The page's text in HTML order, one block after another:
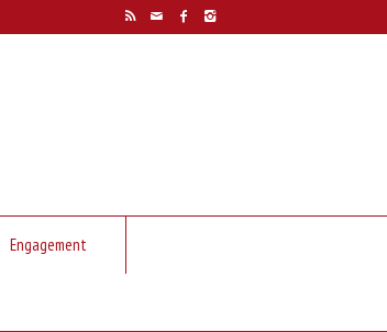
Engagement